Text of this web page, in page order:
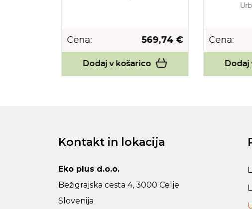
Cena: 569,74 €
Dodaj v košarico
Cena:
Dodaj
Kontakt in lokacija
Eko plus d.o.o.
Bežigrajska cesta 4, 3000 Celje
Slovenija